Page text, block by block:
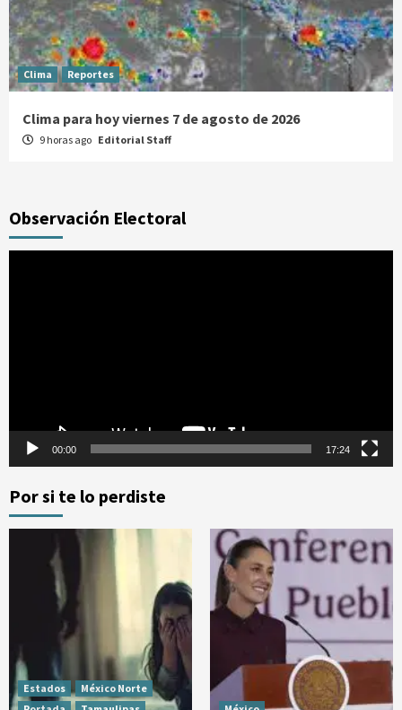
Clima Reportes
Clima para hoy viernes 7 de agosto de 2026
9 horas ago Editorial Staff
Observación Electoral
00:00 17:24
Por si te lo perdiste
Estados
México Norte